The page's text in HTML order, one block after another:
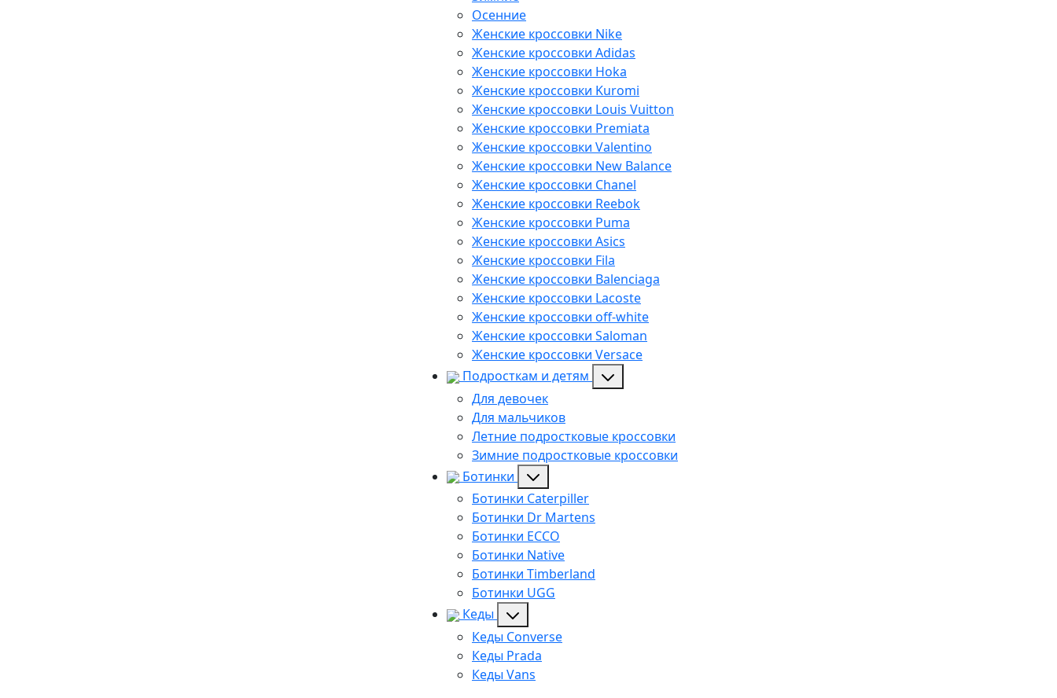
Осенние
Женские кроссовки Nike
Женские кроссовки Adidas
Женские кроссовки Hoka
Женские кроссовки Kuromi
Женские кроссовки Louis Vuitton
Женские кроссовки Premiata
Женские кроссовки Valentino
Женские кроссовки New Balance
Женские кроссовки Chanel
Женские кроссовки Reebok
Женские кроссовки Puma
Женские кроссовки Asics
Женские кроссовки Fila
Женские кроссовки Balenciaga
Женские кроссовки Lacoste
Женские кроссовки off-white
Женские кроссовки Saloman
Женские кроссовки Versace
Подросткам и детям
Для девочек
Для мальчиков
Летние подростковые кроссовки
Зимние подростковые кроссовки
Ботинки
Ботинки Caterpiller
Ботинки Dr Martens
Ботинки ECCO
Ботинки Native
Ботинки Timberland
Ботинки UGG
Кеды
Кеды Converse
Кеды Prada
Кеды Vans